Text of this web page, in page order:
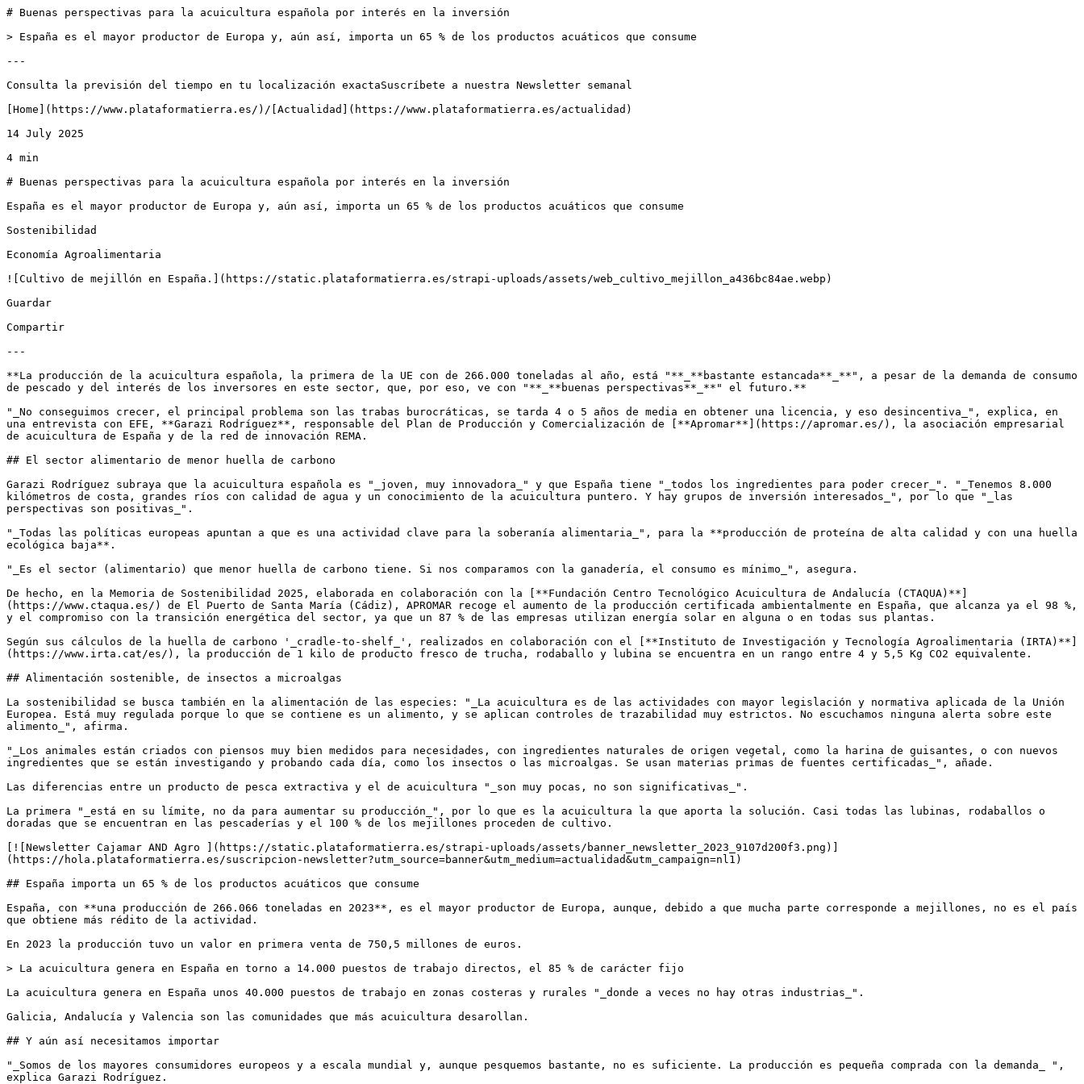
# Buenas perspectivas para la acuicultura española por interés en la inversión
> España es el mayor productor de Europa y, aún así, importa un 65 % de los productos acuáticos que consume
---
Consulta la previsión del tiempo en tu localización exactaSuscríbete a nuestra Newsletter semanal
[Home](https://www.plataformatierra.es/)/[Actualidad](https://www.plataformatierra.es/actualidad)
14 July 2025
4 min
# Buenas perspectivas para la acuicultura española por interés en la inversión
España es el mayor productor de Europa y, aún así, importa un 65 % de los productos acuáticos que consume
Sostenibilidad
Economía Agroalimentaria
![Cultivo de mejillón en España.](https://static.plataformatierra.es/strapi-uploads/assets/web_cultivo_mejillon_a436bc84ae.webp)
Guardar
Compartir
---
**La producción de la acuicultura española, la primera de la UE con de 266.000 toneladas al año, está "**_**bastante estancada**_**", a pesar de la demanda de consumo
de pescado y del interés de los inversores en este sector, que, por eso, ve con "**_**buenas perspectivas**_**" el futuro.**
"_No conseguimos crecer, el principal problema son las trabas burocráticas, se tarda 4 o 5 años de media en obtener una licencia, y eso desincentiva_", explica, en
una entrevista con EFE, **Garazi Rodríguez**, responsable del Plan de Producción y Comercialización de [**Apromar**](https://apromar.es/), la asociación empresarial
de acuicultura de España y de la red de innovación REMA.
## El sector alimentario de menor huella de carbono
Garazi Rodríguez subraya que la acuicultura española es "_joven, muy innovadora_" y que España tiene "_todos los ingredientes para poder crecer_". "_Tenemos 8.000
kilómetros de costa, grandes ríos con calidad de agua y un conocimiento de la acuicultura puntero. Y hay grupos de inversión interesados_", por lo que "_las
perspectivas son positivas_".
"_Todas las políticas europeas apuntan a que es una actividad clave para la soberanía alimentaria_", para la **producción de proteína de alta calidad y con una huella
ecológica baja**.
"_Es el sector (alimentario) que menor huella de carbono tiene. Si nos comparamos con la ganadería, el consumo es mínimo_", asegura.
De hecho, en la Memoria de Sostenibilidad 2025, elaborada en colaboración con la [**Fundación Centro Tecnológico Acuicultura de Andalucía (CTAQUA)**]
(https://www.ctaqua.es/) de El Puerto de Santa María (Cádiz), APROMAR recoge el aumento de la producción certificada ambientalmente en España, que alcanza ya el 98 %,
y el compromiso con la transición energética del sector, ya que un 87 % de las empresas utilizan energía solar en alguna o en todas sus plantas.
Según sus cálculos de la huella de carbono '_cradle-to-shelf_', realizados en colaboración con el [**Instituto de Investigación y Tecnología Agroalimentaria (IRTA)**]
(https://www.irta.cat/es/), la producción de 1 kilo de producto fresco de trucha, rodaballo y lubina se encuentra en un rango entre 4 y 5,5 Kg CO2 equivalente.
## Alimentación sostenible, de insectos a microalgas
La sostenibilidad se busca también en la alimentación de las especies: "_La acuicultura es de las actividades con mayor legislación y normativa aplicada de la Unión
Europea. Está muy regulada porque lo que se contiene es un alimento, y se aplican controles de trazabilidad muy estrictos. No escuchamos ninguna alerta sobre este
alimento_", afirma.
"_Los animales están criados con piensos muy bien medidos para necesidades, con ingredientes naturales de origen vegetal, como la harina de guisantes, o con nuevos
ingredientes que se están investigando y probando cada día, como los insectos o las microalgas. Se usan materias primas de fuentes certificadas_", añade.
Las diferencias entre un producto de pesca extractiva y el de acuicultura "_son muy pocas, no son significativas_".
La primera "_está en su límite, no da para aumentar su producción_", por lo que es la acuicultura la que aporta la solución. Casi todas las lubinas, rodaballos o
doradas que se encuentran en las pescaderías y el 100 % de los mejillones proceden de cultivo.
[![Newsletter Cajamar AND Agro ](https://static.plataformatierra.es/strapi-uploads/assets/banner_newsletter_2023_9107d200f3.png)]
(https://hola.plataformatierra.es/suscripcion-newsletter?utm_source=banner&utm_medium=actualidad&utm_campaign=nl1)
## España importa un 65 % de los productos acuáticos que consume
España, con **una producción de 266.066 toneladas en 2023**, es el mayor productor de Europa, aunque, debido a que mucha parte corresponde a mejillones, no es el país
que obtiene más rédito de la actividad.
En 2023 la producción tuvo un valor en primera venta de 750,5 millones de euros.
> La acuicultura genera en España en torno a 14.000 puestos de trabajo directos, el 85 % de carácter fijo
La acuicultura genera en España unos 40.000 puestos de trabajo en zonas costeras y rurales "_donde a veces no hay otras industrias_".
Galicia, Andalucía y Valencia son las comunidades que más acuicultura desarollan.
## Y aún así necesitamos importar
"_Somos de los mayores consumidores europeos y a escala mundial y, aunque pesquemos bastante, no es suficiente. La producción es pequeña comprada con la demanda_ ",
explica Garazi Rodríguez.